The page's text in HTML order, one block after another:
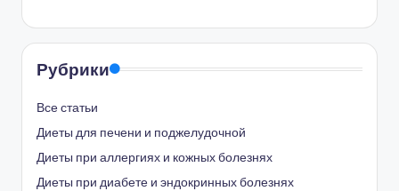
Рубрики
Все статьи
Диеты для печени и поджелудочной
Диеты при аллергиях и кожных болезнях
Диеты при диабете и эндокринных болезнях